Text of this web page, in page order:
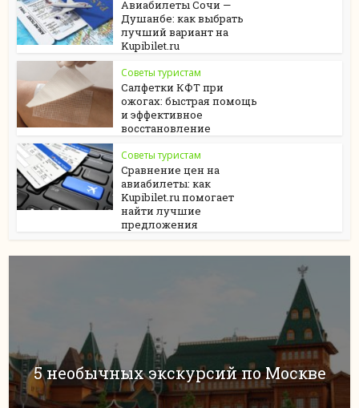
Авиабилеты Сочи —
Душанбе: как выбрать
лучший вариант на
Kupibilet.ru
Советы туристам
Салфетки КФТ при
ожогах: быстрая помощь
и эффективное
восстановление
Советы туристам
Сравнение цен на
авиабилеты: как
Kupibilet.ru помогает
найти лучшие
предложения
5 необычных экскурсий по Москве